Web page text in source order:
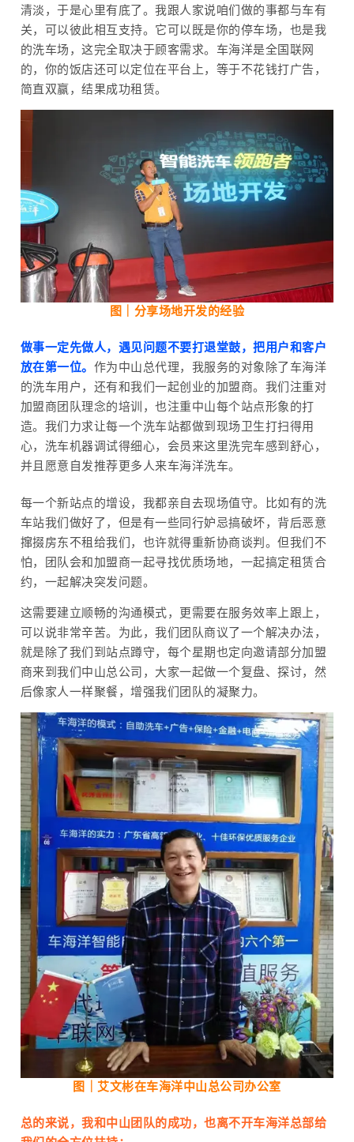
清淡，于是心里有底了。我跟人家说咱们做的事都与车有
关，可以彼此相互支持。它可以既是你的停车场，也是我
的洗车场，这完全取决于顾客需求。车海洋是全国联网
的，你的饭店还可以定位在平台上，等于不花钱打广告，
简直双赢，结果成功租赁。
图｜分享场地开发的经验
做事一定先做人，遇见问题不要打退堂鼓，把用户和客户
放在第一位。 作为中山总代理，我服务的对象除了车海洋
的洗车用户，还有和我们一起创业的加盟商。我们注重对
加盟商团队理念的培训，也注重中山每个站点形象的打
造。我们力求让每一个洗车站都做到现场卫生打扫得用
心，洗车机器调试得细心，会员来这里洗完车感到舒心，
并且愿意自发推荐更多人来车海洋洗车。
每一个新站点的增设，我都亲自去现场值守。比如有的洗
车站我们做好了，但是有一些同行妒忌搞破坏，背后恶意
撺掇房东不租给我们，也许就得重新协商谈判。但我们不
怕，团队会和加盟商一起寻找优质场地，一起搞定租赁合
约，一起解决突发问题。
这需要建立顺畅的沟通模式，更需要在服务效率上跟上，
可以说非常辛苦。为此，我们团队商议了一个解决办法，
就是除了我们到站点蹲守，每个星期也定向邀请部分加盟
商来到我们中山总公司，大家一起做一个复盘、探讨，然
后像家人一样聚餐，增强我们团队的凝聚力。
图｜ 艾文彬在车海洋中山总公司办公室
总的来说，我和中山团队的成功，也离不开车海洋总部给